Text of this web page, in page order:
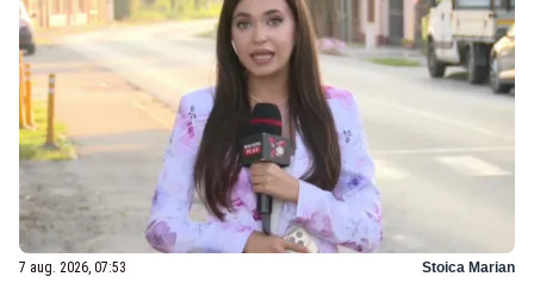
7 aug. 2026, 07:53 Stoica Marian